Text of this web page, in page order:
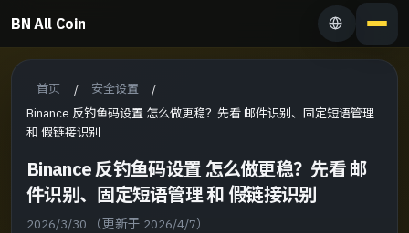
BN All Coin
首页 / 安全设置
/
Binance 反钓鱼码设置 怎么做更稳？先看 邮件识别、固定短语管理
和 假链接识别
Binance 反钓鱼码设置 怎么做更稳？先看 邮
件识别、固定短语管理 和 假链接识别
2026/3/30 （更新于 2026/4/7）